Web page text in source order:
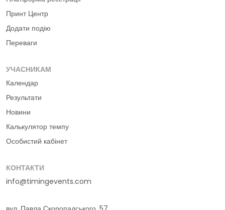
Принт Центр
Додати подію
Переваги
УЧАСНИКАМ
Календар
Результати
Новини
Калькулятор темпу
Особистий кабінет
КОНТАКТИ
info@timingevents.com